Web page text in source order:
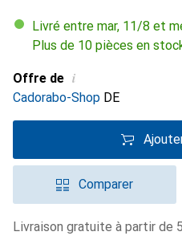
Livré entre mar, 11/8 et
Plus de 10 pièces en
Offre de i
Cadorabo-Shop DE
Comparer
Livraison gratuite à partir de